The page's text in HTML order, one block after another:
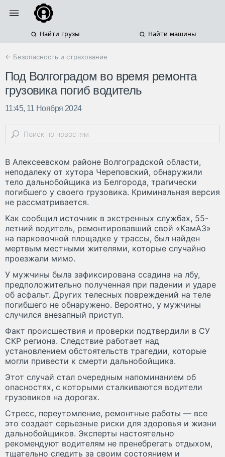
Найти грузы Найти машины
← Безопасность и страхование
Под Волгоградом во время ремонта
грузовика погиб водитель
11:45, 11 Ноября 2024
В Алексеевском районе Волгоградской области,
неподалеку от хутора Череповский, обнаружили
тело дальнобойщика из Белгорода, трагически
погибшего у своего грузовика. Криминальная версия
не рассматривается.
Как сообщил источник в экстренных службах, 55-
летний водитель, ремонтировавший свой «КамАЗ»
на парковочной площадке у трассы, был найден
мертвым местными жителями, которые случайно
проезжали мимо.
У мужчины была зафиксирована ссадина на лбу,
предположительно полученная при падении и ударе
об асфальт. Других телесных повреждений на теле
погибшего не обнаружено. Вероятно, у мужчины
случился внезапный приступ.
Факт происшествия и проверки подтвердили в СУ
СКР региона. Следствие работает над
установлением обстоятельств трагедии, которые
могли привести к смерти дальнобойщика.
Этот случай стал очередным напоминанием об
опасностях, с которыми сталкиваются водители
грузовиков на дорогах.
Стресс, переутомление, ремонтные работы — все
это создает серьезные риски для здоровья и жизни
дальнобойщиков. Эксперты настоятельно
рекомендуют водителям не пренебрегать отдыхом,
тщательно следить за своим состоянием и